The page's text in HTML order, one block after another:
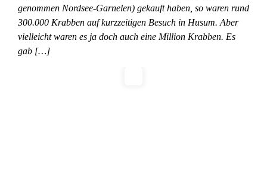
genommen Nordsee-Garnelen) gekauft haben, so waren rund
300.000 Krabben auf kurzzeitigen Besuch in Husum. Aber
vielleicht waren es ja doch auch eine Million Krabben. Es
gab […]